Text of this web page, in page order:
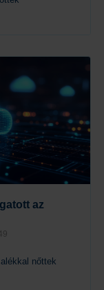
az
nőttek